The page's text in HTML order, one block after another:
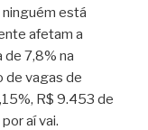
está
afetam a
de 7,8% na
de vagas de
R$ 9.453 de
aí vai.